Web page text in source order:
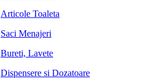
Articole Toaleta
Saci Menajeri
Bureti, Lavete
Dispensere si Dozatoare